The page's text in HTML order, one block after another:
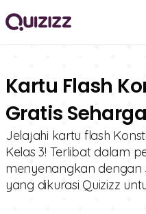
Kartu Flash
Gratis
Jelajahi kartu flash
Kelas 3! Terlibat dalam
menyenangkan
yang dikurasi Quizizz